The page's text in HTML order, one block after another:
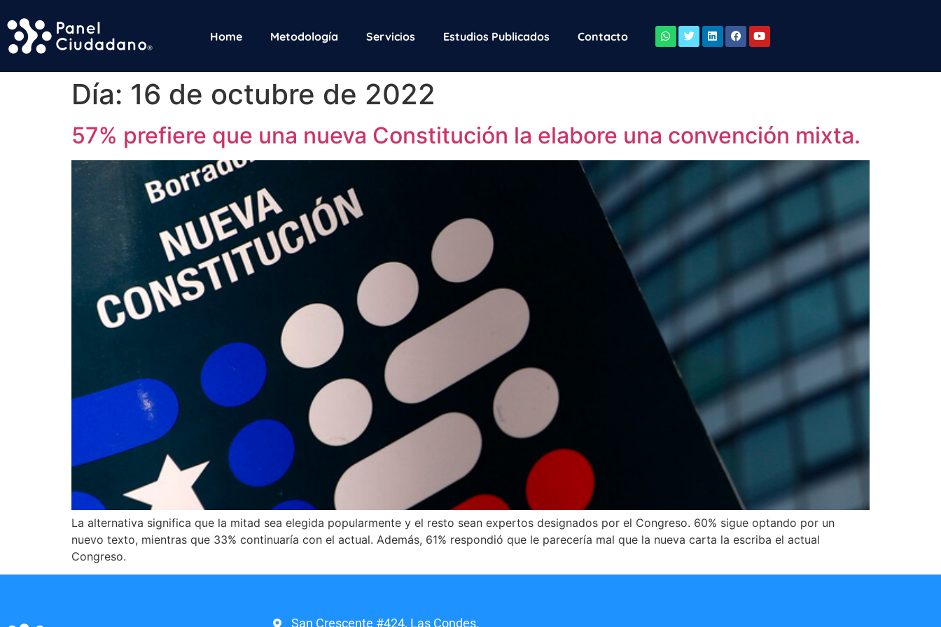
Home Metodología Servicios Estudios Publicados Contacto
Día: 16 de octubre de 2022
57% prefiere que una nueva Constitución la elabore una convención mixta.
La alternativa significa que la mitad sea elegida popularmente y el resto sean expertos designados por el Congreso. 60% sigue optando por un
nuevo texto, mientras que 33% continuaría con el actual. Además, 61% respondió que le parecería mal que la nueva carta la escriba el actual
Congreso.
San Crescente #424, Las Condes.